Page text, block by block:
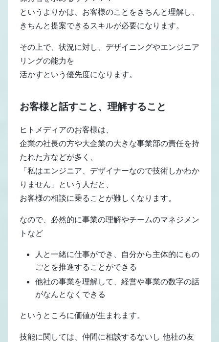
というよりかは、お客様のことをきちんと理解し、
きちんと提案できるスキルが必要になります。
その上で、状況に対し、デザイニングやエンジニア
リングの能力を
活かすという優先度になります。
お客様と話すこと、理解すること
ヒトメディアのお客様は、
企業の社長の方や大企業の大きな事業部の責任を持
たれた方などが多く、
「私はエンジニア、デザイナーなので技術しかわか
りません」という人だと、
お客様の相談に乗ることが難しくなります。
なので、必然的に事業の理解やチームのマネジメン
トなど
人と一緒に仕事ができ、自分から主体的にもの
ごとを推進することができる
他社の事業を理解して、経営や事業の数字の話
がなんとなくできる
というところに価値が生まれます。
技能に関しては、仲間に相談するないし 他社の友